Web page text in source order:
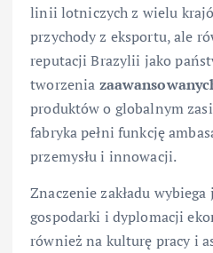
linii lotniczych z wielu
przychody z eksportu, ale
reputacji Brazylii jako
tworzenia
produktów o globalnym
fabryka pełni funkcję
przemysłu i innowacji.
Znaczenie zakładu
gospodarki i dyplomacji
również na kulturę pracy i